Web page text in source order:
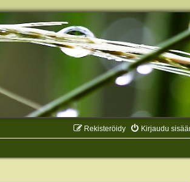
Kirjaudu
Rekisteröidy